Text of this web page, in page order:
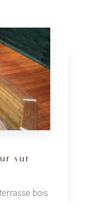
sur
bois